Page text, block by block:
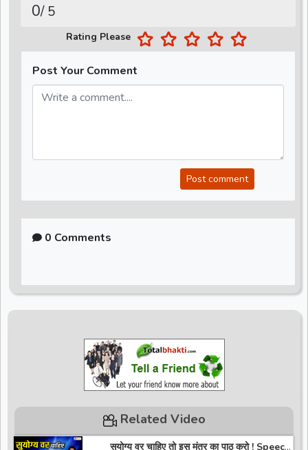
0/ 5
Rating Please
Post Your Comment
Post comment
0 Comments
Related Video
सुयोग्य वर चाहिए तो इस मंत्र का पाठ करो ! Speech